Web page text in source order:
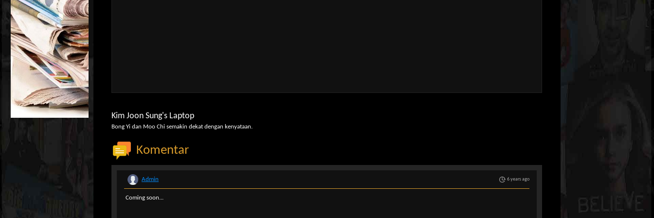
Kim Joon Sung's Laptop
Bong Yi dan Moo Chi semakin dekat dengan kenyataan.
Komentar
6 years ago
Admin
Coming soon...